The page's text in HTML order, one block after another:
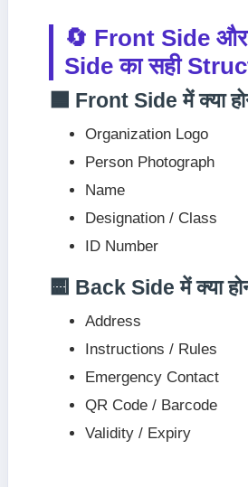
🔄 Front Side
Side का सही
🟦 Front Side में क्या
Organization Logo
Person Photograph
Name
Designation / Class
ID Number
🟨 Back Side में क्या
Address
Instructions / Rules
Emergency Contact
QR Code / Barcode
Validity / Expiry